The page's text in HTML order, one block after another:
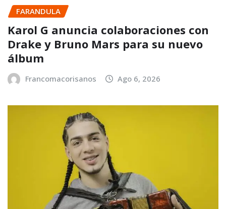
FARANDULA
Karol G anuncia colaboraciones con
Drake y Bruno Mars para su nuevo
álbum
Francomacorisanos Ago 6, 2026